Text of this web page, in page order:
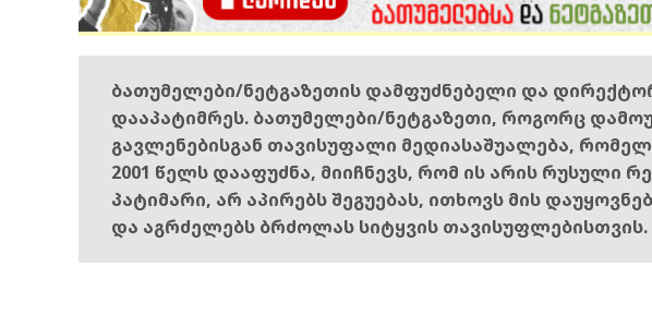
ბათუმელები/ნეტგაზეთის დამფუძნებელი და
დააპატიმრეს. ბათუმელები/ნეტგაზეთი, როგორც
გავლენებისგან თავისუფალი მედიასაშუალება,
2001 წელს დააფუძნა, მიიჩნევს, რომ ის არის რუსული
პატიმარი, არ აპირებს შეგუებას, ითხოვს მის
და აგრძელებს ბრძოლას სიტყვის თავისუფლებისთვის.